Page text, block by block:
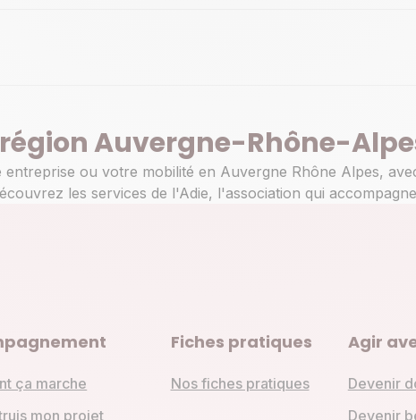
vous
vous
Auvergne-Rhône-
ou votre mobilité en Auvergne Rhône Alpes,
les services de l'Adie, l'association qui
ça marche
mon projet
Fiches pratiques
Nos fiches pratiques
Agir
Devenir
Devenir